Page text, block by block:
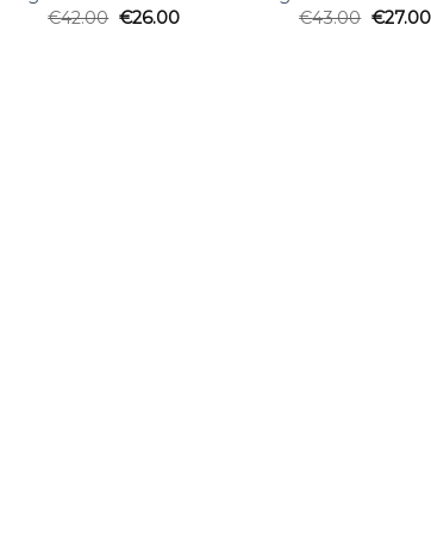
€42.00 €26.00
€43.00 €27.00